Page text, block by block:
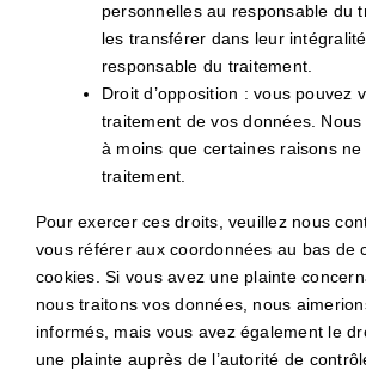
personnelles au responsable du
les transférer dans leur
responsable du traitement.
Droit d’opposition : vous pouvez
traitement de vos données. Nous
à moins que certaines raisons
traitement.
Pour exercer ces droits, veuillez nous
vous référer aux coordonnées au bas de
cookies. Si vous avez une plainte
nous traitons vos données, nous
informés, mais vous avez également le
une plainte auprès de l’autorité de